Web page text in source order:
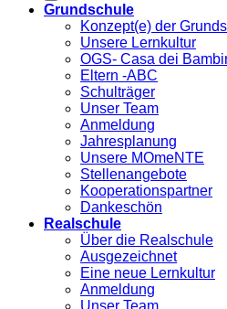
Grundschule
Konzept(e) der
Unsere Lernkultur
OGS- Casa dei
Eltern -ABC
Schulträger
Unser Team
Anmeldung
Jahresplanung
Unsere MOmeNTE
Stellenangebote
Kooperationspartner
Dankeschön
Realschule
Über die Realschule
Ausgezeichnet
Eine neue Lernkultur
Anmeldung
Unser Team